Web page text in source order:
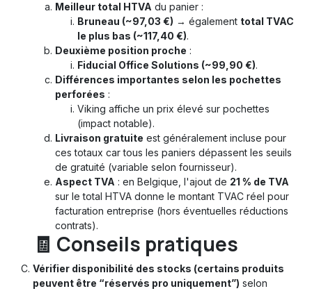
Meilleur total HTVA du panier :
Bruneau (~97,03 €) → également total TVAC
le plus bas (~117,40 €).
Deuxième position proche :
Fiducial Office Solutions (~99,90 €).
Différences importantes selon les pochettes
perforées :
Viking affiche un prix élevé sur pochettes
(impact notable).
Livraison gratuite est généralement incluse pour
ces totaux car tous les paniers dépassent les seuils
de gratuité (variable selon fournisseur).
Aspect TVA : en Belgique, l'ajout de 21 % de TVA
sur le total HTVA donne le montant TVAC réel pour
facturation entreprise (hors éventuelles réductions
contrats).
🧾 Conseils pratiques
Vérifier disponibilité des stocks (certains produits
peuvent être “réservés pro uniquement”) selon